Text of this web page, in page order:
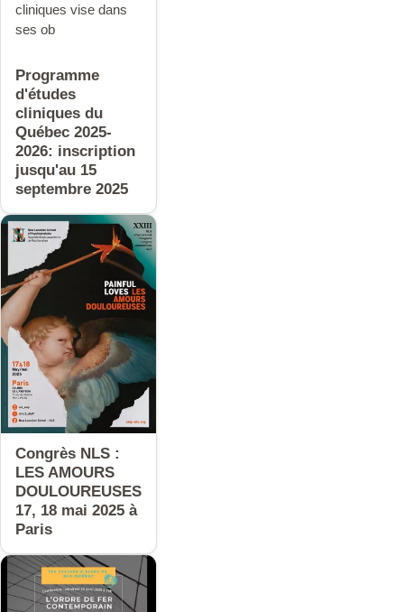
cliniques vise dans
ses ob
Programme
d'études
cliniques du
Québec 2025-
2026: inscription
jusqu'au 15
septembre 2025
Congrès NLS :
LES AMOURS
DOULOUREUSES
17, 18 mai 2025 à
Paris